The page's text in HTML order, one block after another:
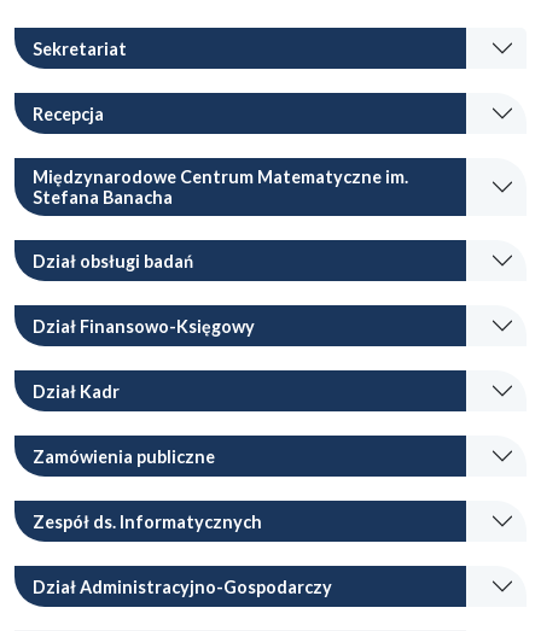
Sekretariat
Recepcja
Międzynarodowe Centrum Matematyczne im.
Stefana Banacha
Dział obsługi badań
Dział Finansowo-Księgowy
Dział Kadr
Zamówienia publiczne
Zespół ds. Informatycznych
Dział Administracyjno-Gospodarczy